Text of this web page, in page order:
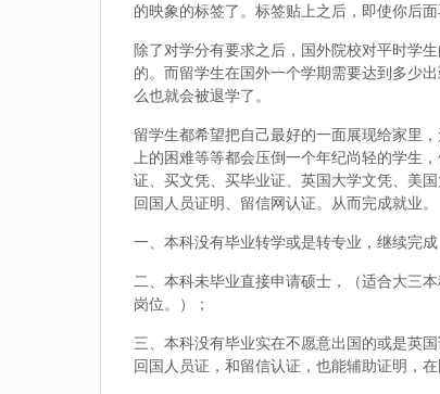
的映象的标签了。标签贴上之后，即使你后
除了对学分有要求之后，国外院校对平时学
的。而留学生在国外一个学期需要达到多少
么也就会被退学了。
留学生都希望把自己最好的一面展现给家里
上的困难等等都会压倒一个年纪尚轻的学生
证、买文凭、买毕业证、英国大学文凭、美
回国人员证明、留信网认证。从而完成就业。
一、本科没有毕业转学或是转专业，继续完
二、本科未毕业直接申请硕士，（适合大三
岗位。）；
三、本科没有毕业实在不愿意出国的或是英
回国人员证，和留信认证，也能辅助证明，